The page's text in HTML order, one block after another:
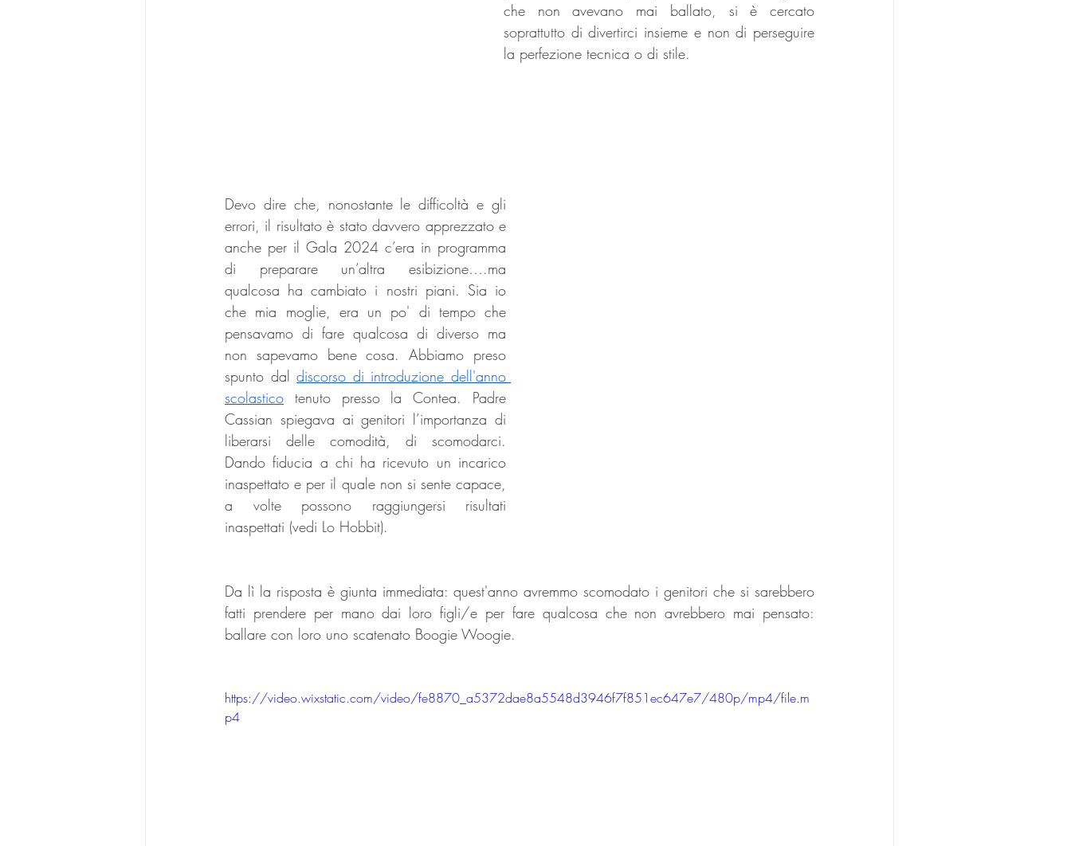
che non avevano mai ballato, si è cercato
soprattutto di divertirci insieme e non di perseguire
la perfezione tecnica o di stile.
Devo dire che, nonostante le difficoltà e gli
errori, il risultato è stato davvero apprezzato e
anche per il Gala 2024 c’era in programma
di preparare un’altra esibizione….ma
qualcosa ha cambiato i nostri piani. Sia io
che mia moglie, era un po' di tempo che
pensavamo di fare qualcosa di diverso ma
non sapevamo bene cosa. Abbiamo preso
spunto dal discorso di introduzione dell'anno
scolastico tenuto presso la Contea. Padre
Cassian spiegava ai genitori l’importanza di
liberarsi delle comodità, di scomodarci.
Dando fiducia a chi ha ricevuto un incarico
inaspettato e per il quale non si sente capace,
a volte possono raggiungersi risultati
inaspettati (vedi Lo Hobbit).
Da lì la risposta è giunta immediata: quest'anno avremmo scomodato i genitori che si sarebbero
fatti prendere per mano dai loro figli/e per fare qualcosa che non avrebbero mai pensato:
ballare con loro uno scatenato Boogie Woogie.
https://video.wixstatic.com/video/fe8870_a5372dae8a5548d3946f7f851ec647e7/480p/mp4/file.m
p4